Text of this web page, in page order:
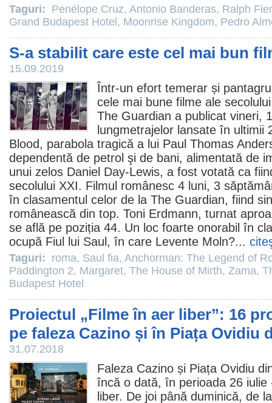
Taguri: Penélope Cruz, Antonio Banderas, Ralph
Grand Budapest Hotel , Moonrise Kingdom, Pedro
S-a stabilit care este cel mai bun
15.09.2019
Într-un efort temerar și
cele mai bune filme ale
The Guardian a publicat vineri,
lungmetrajelor lansate în ultimii
Blood, parabola tragică a lui Paul Thomas
dependentă de petrol şi de bani, alimentată de
unui zelos Daniel Day-Lewis, a fost votată ca
secolului XXI. Filmul românesc 4 luni, 3
în clasamentul celor de la The Guardian, fiind
românească din top. Toni Erdmann, turnat
se află pe poziția 44. Un loc foarte onorabil în
ocupă Fiul lui Saul , în care Levente Moln?...
Taguri: roma, Saul fia, Anchorman: The Legend of
Paddington 2, Margaret, The House of Mirth, Zama,
Budapest Hotel
Proiectul „Filme în aer liber”: 16
pe faleza Cazino și în Piața Ovidiu
31.07.2018
Faleza Cazino și Piața Ovidiu
încă o dată, în perioada 26
liber. De joi până duminică, de